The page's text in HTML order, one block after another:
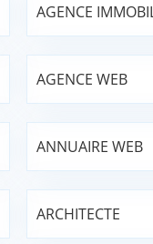
AGENCE
AGENCE WEB
ANNUAIRE WEB
ARCHITECTE